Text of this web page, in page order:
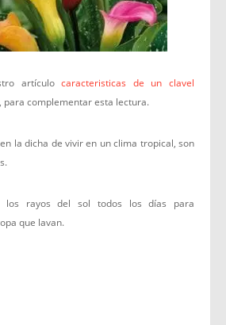
artículocaracteristicas de un clavel
para complementar esta lectura.
la dicha de vivir en un clima tropical, son
los rayos del sol todos los días para
que lavan.